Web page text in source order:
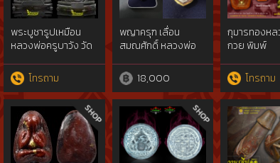
พระบูชารูปเหมือน
หลวงพ่อครูบาวัง วัด
โทรถาม
พญาครุฑ เลื่อน
สมณศักดิ์ หลวงพ่อ
18,000
กุมารทองห
กวย พิมพ์
Kuai]โทรถาม